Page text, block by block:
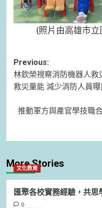
(照片由高雄市
Post
navigation
Previous:
林欽榮視察消防機器人救
救災量能 減少消防人員
推動軍方與產官學技職
More Stories
文化教育
匯聚各校實務經驗，共思
0